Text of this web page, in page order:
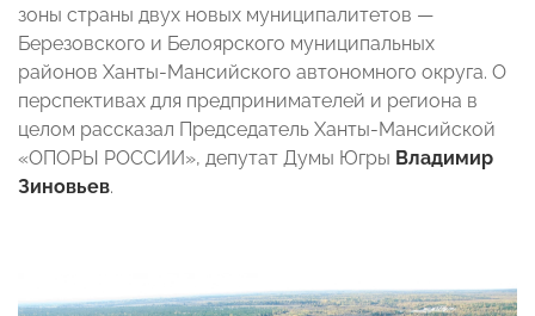
зоны страны двух новых муниципалитетов —
Березовского и Белоярского муниципальных
районов Ханты-Мансийского автономного округа. О
перспективах для предпринимателей и региона в
целом рассказал Председатель Ханты-Мансийской
«ОПОРЫ РОССИИ», депутат Думы Югры Владимир
Зиновьев.